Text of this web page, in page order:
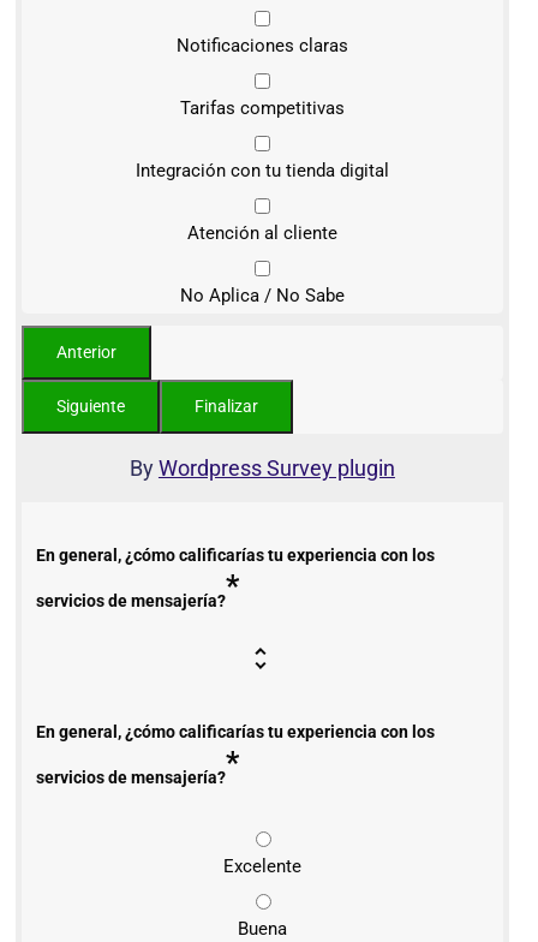
Notificaciones claras
Tarifas competitivas
Integración con tu tienda digital
Atención al cliente
No Aplica / No Sabe
ByWordpress Survey plugin
En general, ¿cómo calificarías tu experiencia con los
servicios de mensajería?*
En general, ¿cómo calificarías tu experiencia con los
servicios de mensajería?*
Excelente
Buena